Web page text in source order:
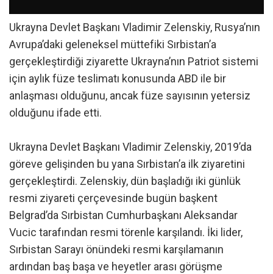
Ukrayna Devlet Başkanı Vladimir Zelenskiy, Rusya’nın
Avrupa’daki geleneksel müttefiki Sırbistan’a
gerçekleştirdiği ziyarette Ukrayna’nın Patriot sistemi
için aylık füze teslimatı konusunda ABD ile bir
anlaşması olduğunu, ancak füze sayısının yetersiz
olduğunu ifade etti.
Ukrayna Devlet Başkanı Vladimir Zelenskiy, 2019’da
göreve gelişinden bu yana Sırbistan’a ilk ziyaretini
gerçekleştirdi. Zelenskiy, dün başladığı iki günlük
resmi ziyareti çerçevesinde bugün başkent
Belgrad’da Sırbistan Cumhurbaşkanı Aleksandar
Vucic tarafından resmi törenle karşılandı. İki lider,
Sırbistan Sarayı önündeki resmi karşılamanın
ardından baş başa ve heyetler arası görüşme